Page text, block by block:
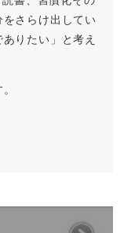
さらけ出してい
りたい」と考え